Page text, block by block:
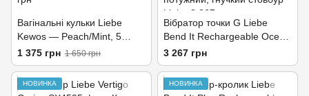
Вагінальні кульки Liebe
Kewos — Peach/Mint, 5
кульок у комплекті, 15, 25,
35, 45 та 55 г
1 375 грн 1 650 грн
Вібратор точки G Liebe
Bend It Rechargeable Ocean
Blue, 10 режимів, дуже
потужний, гнучкий стовбур
3 267 грн
НОВИНКА НОВИНКА